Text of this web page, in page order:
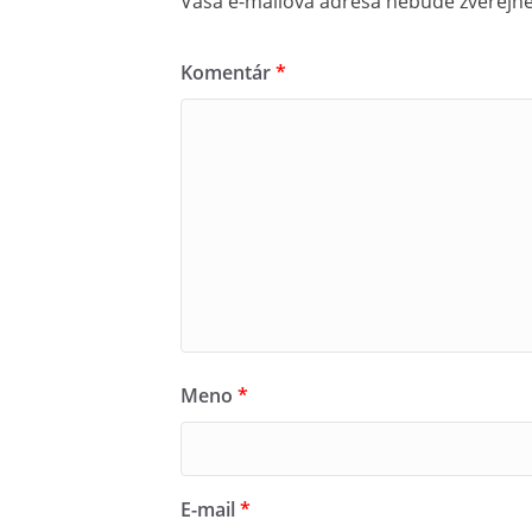
Komentár*
Meno *
E-mail*